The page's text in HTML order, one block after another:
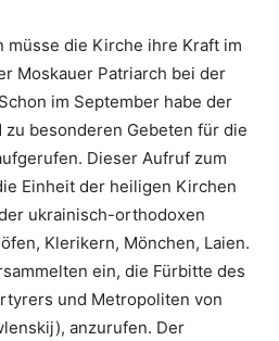
müsse die Kirche ihre Kraft im
Moskauer Patriarch bei der
im September habe der
besonderen Gebeten für die
Dieser Aufruf zum
Einheit der heiligen Kirchen
ukrainisch-orthodoxen
Klerikern, Mönchen, Laien.
ein, die Fürbitte des
und Metropoliten von
anzurufen. Der